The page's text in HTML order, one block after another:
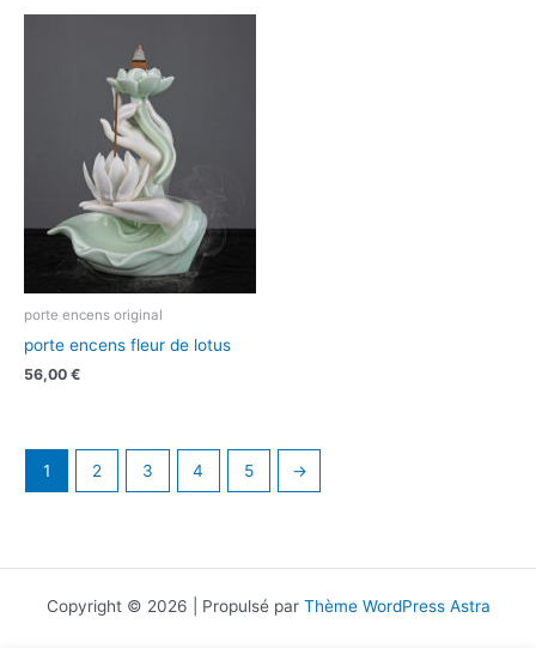
porte encens original
porte encens fleur de lotus
56,00 €
1 2 3 4 5 →
Copyright © 2026 | Propulsé par Thème WordPress Astra